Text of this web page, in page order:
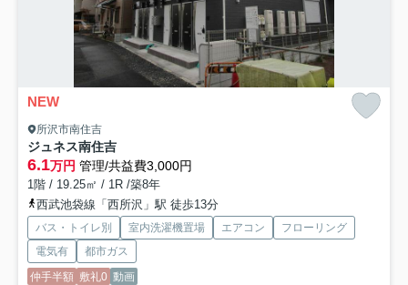
NEW
所沢市南住吉
ジュネス南住吉
6.1万円 管理/共益費3,000円
1階 / 19.25㎡ / 1R /築8年
西武池袋線「西所沢」駅 徒歩13分
バス・トイレ別 室内洗濯機置場 エアコン
フローリング
電気有
都市ガス
仲手半額 敷礼0 動画